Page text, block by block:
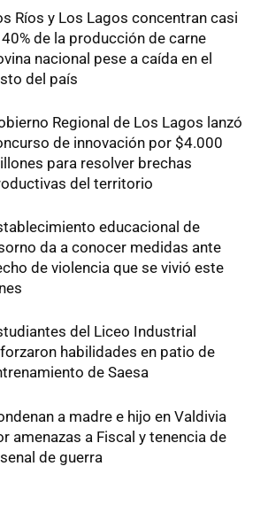
Ríos y Los Lagos concentran casi
de la producción de carne
nacional pese a caída en el
del país
Regional de Los Lagos lanzó
de innovación por $4.000
para resolver brechas
del territorio
educacional de
da a conocer medidas ante
de violencia que se vivió este
del Liceo Industrial
habilidades en patio de
de Saesa
a madre e hijo en Valdivia
amenazas a Fiscal y tenencia de
de guerra